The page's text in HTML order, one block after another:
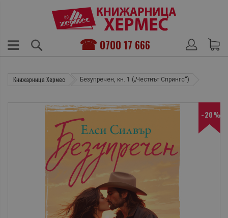
0700 17 666
Книжарница Хермес Безупречен, кн. 1 („Честнът Спрингс“)
-20%